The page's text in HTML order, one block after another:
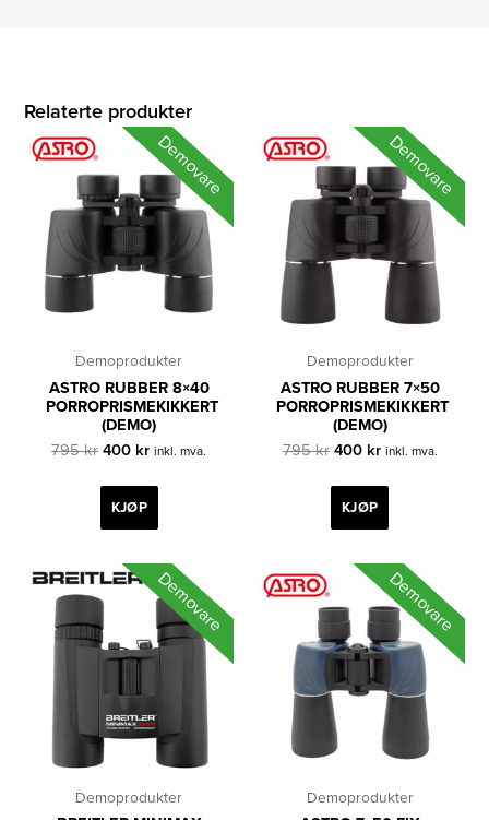
Relaterte produkter
Demovare
Demoprodukter
ASTRO RUBBER 8×40
PORROPRISMEKIKKERT
(DEMO)
795kr Opprinnelig
var:
795 kr.
400 krNåværende
er:
inkl. mva.
KJØP
Demovare
Demoprodukter
ASTRO RUBBER 7×50
PORROPRISMEKIKKERT
(DEMO)
795kr Opprinnelig
var:
795 kr.
400 krNåværende
er:
inkl. mva.
KJØP
Demovare
Demoprodukter
Demovare
Demoprodukter